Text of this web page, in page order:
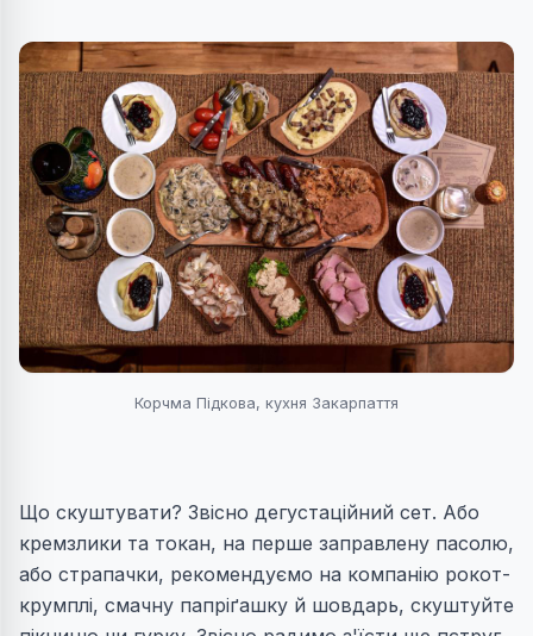
Корчма Підкова, кухня Закарпаття
Що скуштувати? Звісно дегустаційний сет. Або
кремзлики та токан, на перше заправлену пасолю,
або страпачки, рекомендуємо на компанію рокот-
крумплі, смачну папріґашку й шовдарь, скуштуйте